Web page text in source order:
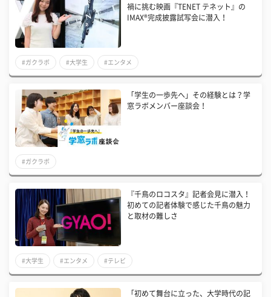
禍に挑む映画『TENET テネット』の
IMAX®完成披露試写会に潜入！
#ガクラボ #大学生 #エンタメ
「学生の一歩先へ」その経験とは？学
窓ラボメンバー座談会！
#ガクラボ
『千鳥のロコスタ』記者会見に潜入！
初めての記者体験で感じた千鳥の魅力
と取材の難しさ
#大学生 #エンタメ #テレビ
「初めて舞台に立った、大学時代の記